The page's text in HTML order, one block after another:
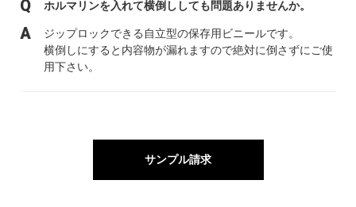
ホルマリンを入れて横倒ししても問題ありませんか。
ジップロックできる自立型の保存用ビニールです。
横倒しにすると内容物が漏れますので絶対に倒さずにご使
用下さい。
サンプル請求